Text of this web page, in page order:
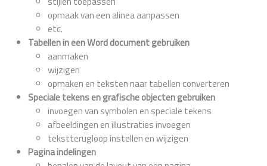
opmaak van een alinea aanpassen
etc.
Tabellen in een Word document gebruiken
aanmaken
wijzigen
opmaken en teksten naar tabellen converteren
Speciale tekens en grafische objecten gebruiken
invoegen van symbolen en speciale tekens
afbeeldingen en illustraties invoegen
tekstterugloop instellen en wijzigen
Pagina indelingen